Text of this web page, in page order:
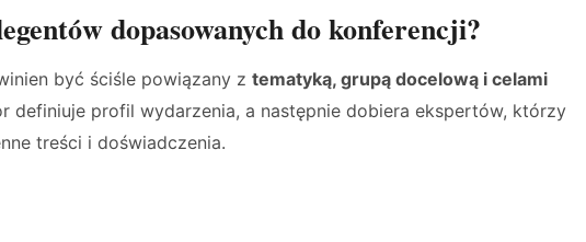
dopasowanych do konferencji?
być ściśle powiązany z tematyką, grupą docelową i celami
definiuje profil wydarzenia, a następnie dobiera ekspertów, którzy
treści i doświadczenia.